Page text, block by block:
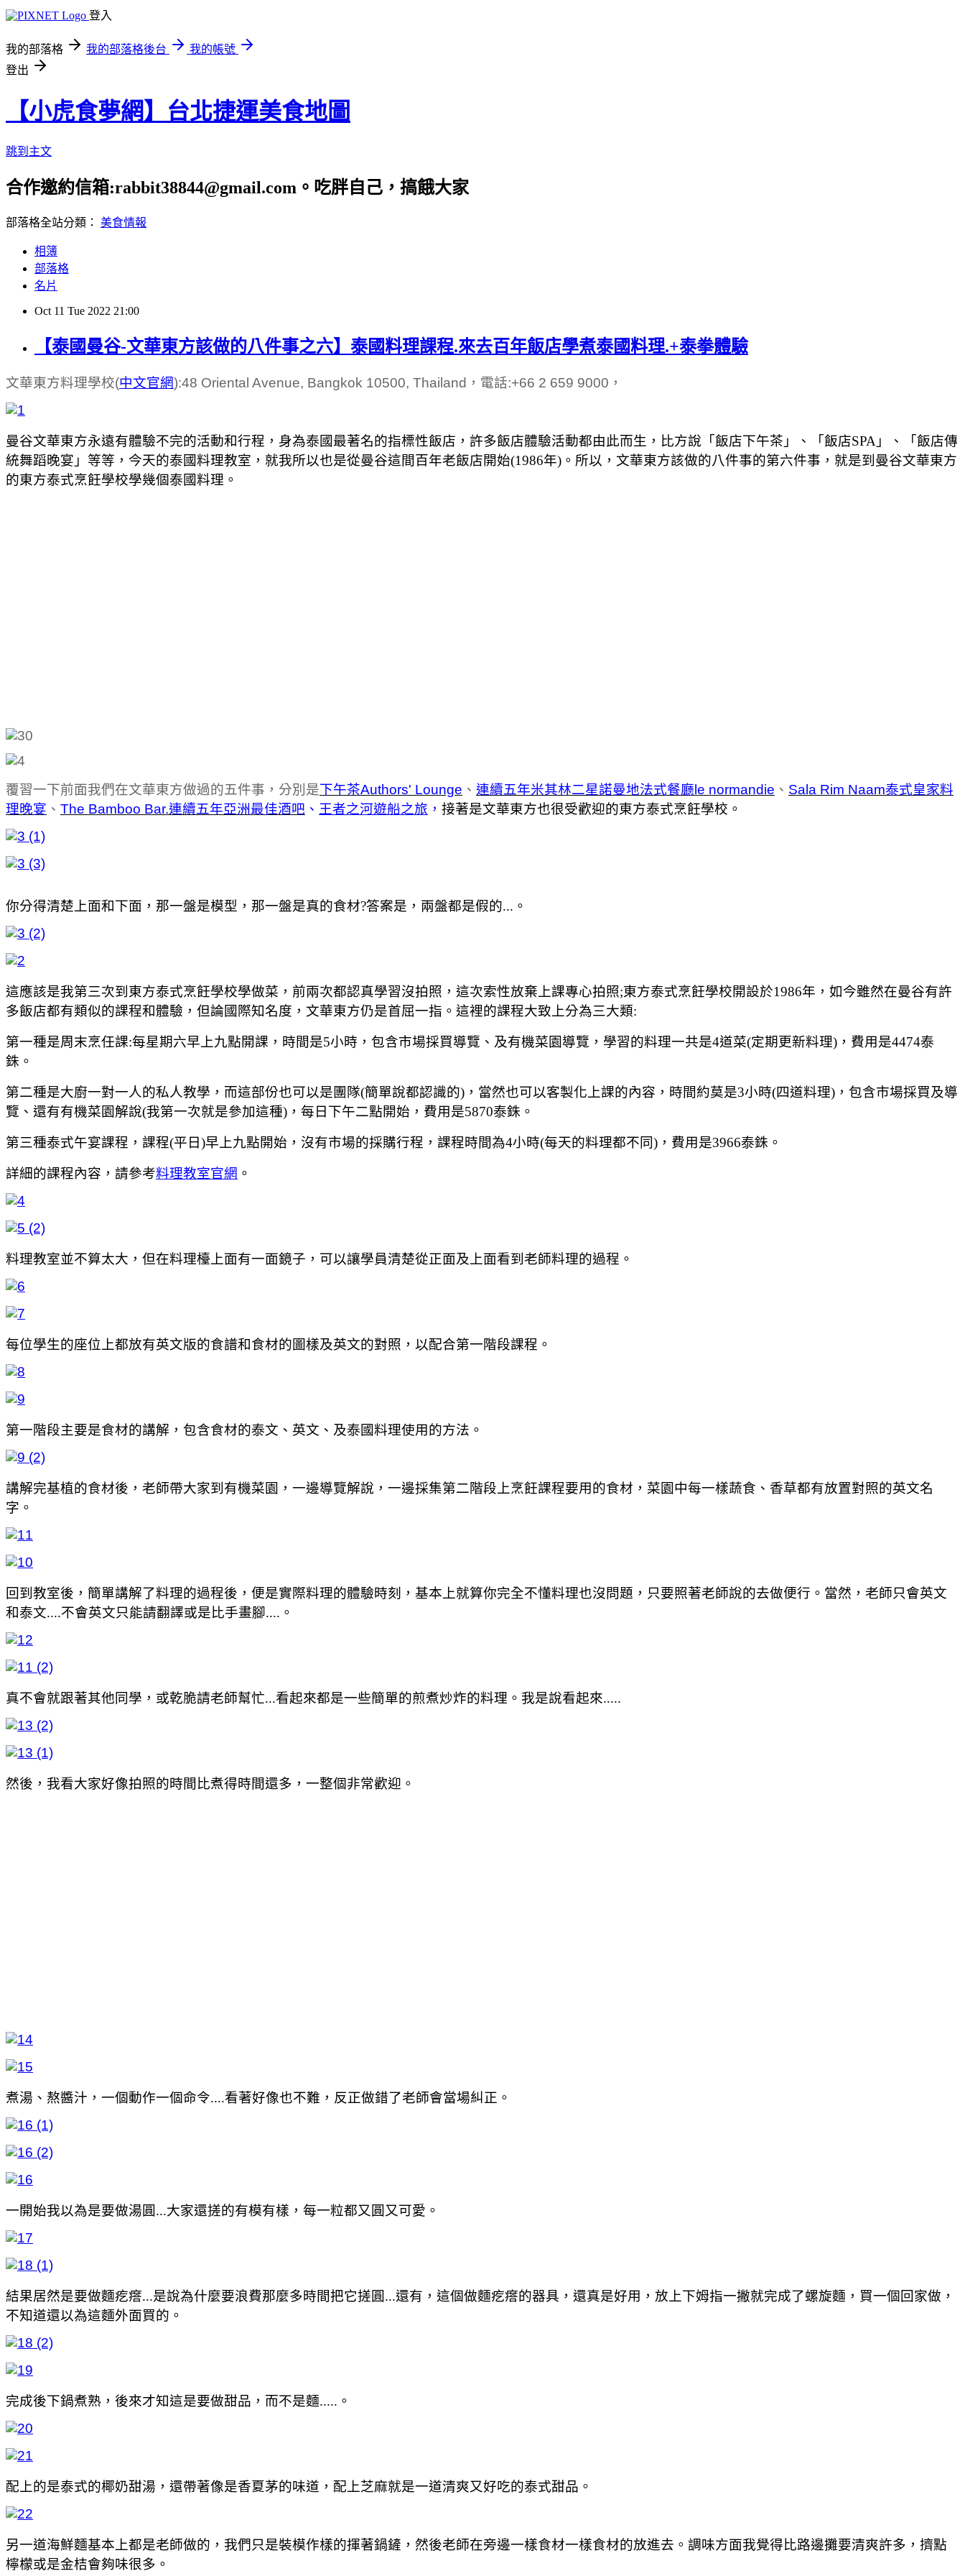
登入
我的部落格 我的部落格後台
我的帳號
登出
【小虎食夢網】台北捷運美食地圖
跳到主文
合作邀約信箱:rabbit38844@gmail.com。吃胖自己，搞餓大家
部落格全站分類： 美食情報
相簿
部落格
名片
Oct 11 Tue 2022 21:00
【泰國曼谷-文華東方該做的八件事之六】泰國料理課程.來去百年飯店學煮泰國料理.+泰拳體驗
文華東方料理學校(中文官網):48 Oriental Avenue, Bangkok 10500, Thailand，電話:+66 2 659 9000，
曼谷文華東方永遠有體驗不完的活動和行程，身為泰國最著名的指標性飯店，許多飯店體驗活動都由此而生，比方說「飯店下午茶」、「飯店SPA」、「飯店傳
統舞蹈晚宴」等等，今天的泰國料理教室，就我所以也是從曼谷這間百年老飯店開始(1986年)。所以，文華東方該做的八件事的第六件事，就是到曼谷文華東方
的東方泰式烹飪學校學幾個泰國料理。
覆習一下前面我們在文華東方做過的五件事， 分別是下午茶Authors' Lounge 、 連續五年米其林二星諾曼地法式餐廳le normandie 、 Sala Rim Naam泰式皇家料
理晚宴 、 The Bamboo Bar.連續五年亞洲最佳酒吧 、 王者之河遊船之旅 ， 接著是文華東方也很受歡迎的東方泰式烹飪學校。
你分得清楚上面和下面，那一盤是模型，那一盤是真的食材?答案是，兩盤都是假的...。
這應該是我第三次到東方泰式烹飪學校學做菜，前兩次都認真學習沒拍照，這次索性放棄上課專心拍照;東方泰式烹飪學校開設於1986年，如今雖然在曼谷有許
多飯店都有類似的課程和體驗，但論國際知名度，文華東方仍是首屈一指。這裡的課程大致上分為三大類:
第一種是周末烹任課:每星期六早上九點開課，時間是5小時，包含市場採買導覽、及有機菜園導覽，學習的料理一共是4道菜(定期更新料理)，費用是4474泰
銖。
第二種是大廚一對一人的私人教學，而這部份也可以是團隊(簡單說都認識的)，當然也可以客製化上課的內容，時間約莫是3小時(四道料理)，包含市場採買及導
覽、還有有機菜園解說(我第一次就是參加這種)，每日下午二點開始，費用是5870泰銖。
第三種泰式午宴課程，課程(平日)早上九點開始，沒有市場的採購行程，課程時間為4小時(每天的料理都不同)，費用是3966泰銖。
詳細的課程內容，請參考料理教室官網 。
料理教室並不算太大，但在料理檯上面有一面鏡子，可以讓學員清楚從正面及上面看到老師料理的過程。
每位學生的座位上都放有英文版的食譜和食材的圖樣及英文的對照，以配合第一階段課程。
第一階段主要是食材的講解，包含食材的泰文、英文、及泰國料理使用的方法。
講解完基植的食材後，老師帶大家到有機菜園，一邊導覽解說，一邊採集第二階段上烹飪課程要用的食材，菜園中每一樣蔬食、香草都有放置對照的英文名
字。
回到教室後，簡單講解了料理的過程後，便是實際料理的體驗時刻，基本上就算你完全不懂料理也沒問題，只要照著老師說的去做便行。當然，老師只會英文
和泰文....不會英文只能請翻譯或是比手畫腳....。
真不會就跟著其他同學，或乾脆請老師幫忙...看起來都是一些簡單的煎煮炒炸的料理。我是說看起來.....
然後，我看大家好像拍照的時間比煮得時間還多，一整個非常歡迎。
煮湯、熬醬汁，一個動作一個命令....看著好像也不難，反正做錯了老師會當場糾正。
一開始我以為是要做湯圓...大家還搓的有模有樣，每一粒都又圓又可愛。
結果居然是要做麵疙瘩...是說為什麼要浪費那麼多時間把它搓圓...還有，這個做麵疙瘩的器具，還真是好用，放上下姆指一撇就完成了螺旋麵，買一個回家做，
不知道還以為這麵外面買的。
完成後下鍋煮熟，後來才知這是要做甜品，而不是麵.....。
配上的是泰式的椰奶甜湯，還帶著像是香夏茅的味道，配上芝麻就是一道清爽又好吃的泰式甜品。
另一道海鮮麵基本上都是老師做的，我們只是裝模作樣的揮著鍋鏟，然後老師在旁邊一樣食材一樣食材的放進去。調味方面我覺得比路邊攤要清爽許多，擠點
檸檬或是金桔會夠味很多。